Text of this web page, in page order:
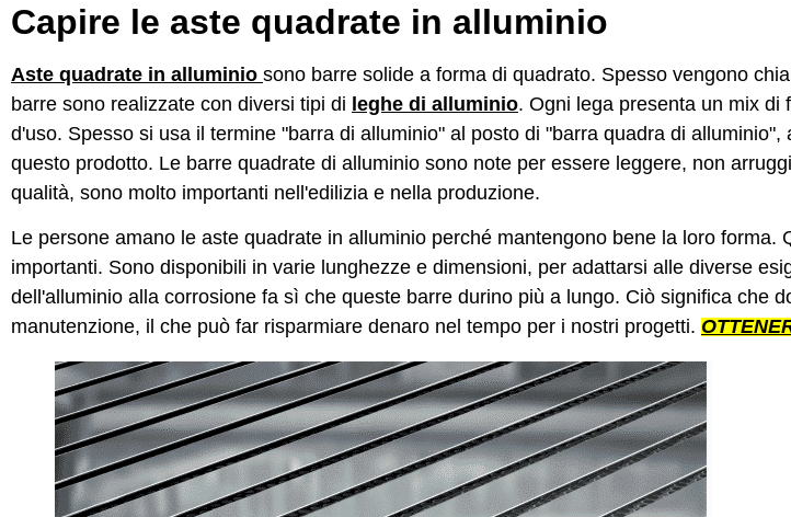
Capire le aste quadrate in alluminio
Aste quadrate in alluminio sono barre solide a forma di quadrato. Spesso vengono
barre sono realizzate con diversi tipi di leghe di alluminio. Ogni lega presenta un mix di
d'uso. Spesso si usa il termine "barra di alluminio" al posto di "barra quadra di
questo prodotto. Le barre quadrate di alluminio sono note per essere leggere, non
qualità, sono molto importanti nell'edilizia e nella produzione.
Le persone amano le aste quadrate in alluminio perché mantengono bene la loro forma.
importanti. Sono disponibili in varie lunghezze e dimensioni, per adattarsi alle diverse
dell'alluminio alla corrosione fa sì che queste barre durino più a lungo. Ciò significa che
manutenzione, il che può far risparmiare denaro nel tempo per i nostri progetti.